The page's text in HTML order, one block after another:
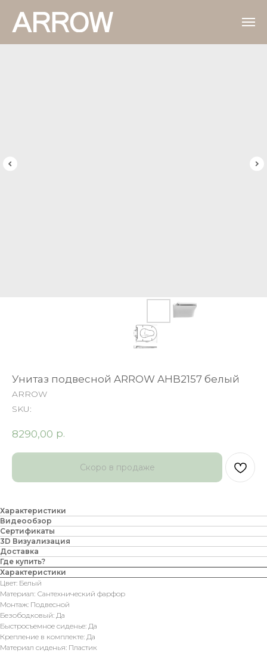
Унитаз подвесной ARROW AHB2157 белый
ARROW
SKU:
8290,00 р.
Характеристики
Видеообзор
Сертификаты
3D Визуализация
Доставка
Где купить?
Характеристики
Цвет: Белый
Материал: Сантехнический фарфор
Монтаж: Подвесной
Безободковый: Да
Быстросъемное сиденье: Да
Крепление в комплекте: Да
Материал сиденья: Пластик